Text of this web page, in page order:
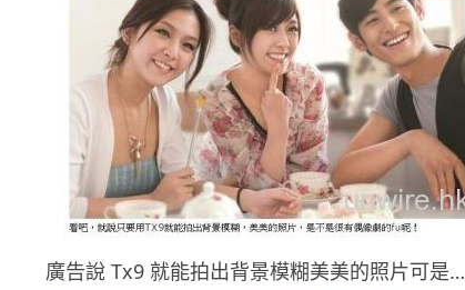
廣告說 Tx9 就能拍出背景模糊美美的照片可是…